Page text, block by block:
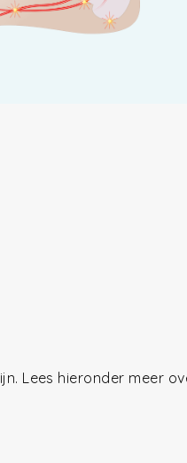
Lees hieronder meer